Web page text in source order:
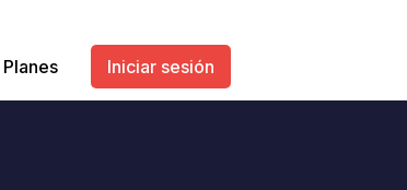
Planes Iniciar sesión